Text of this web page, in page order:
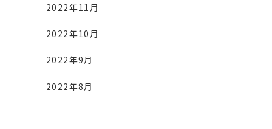
2022年11月
2022年10月
2022年9月
2022年8月